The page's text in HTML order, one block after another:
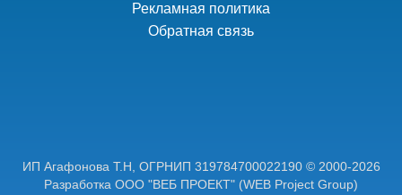
Рекламная политика
Обратная связь
ИП Агафонова Т.Н, ОГРНИП 319784700022190 © 2000-2026
Разработка ООО "ВЕБ ПРОЕКТ" (WEB Project Group)